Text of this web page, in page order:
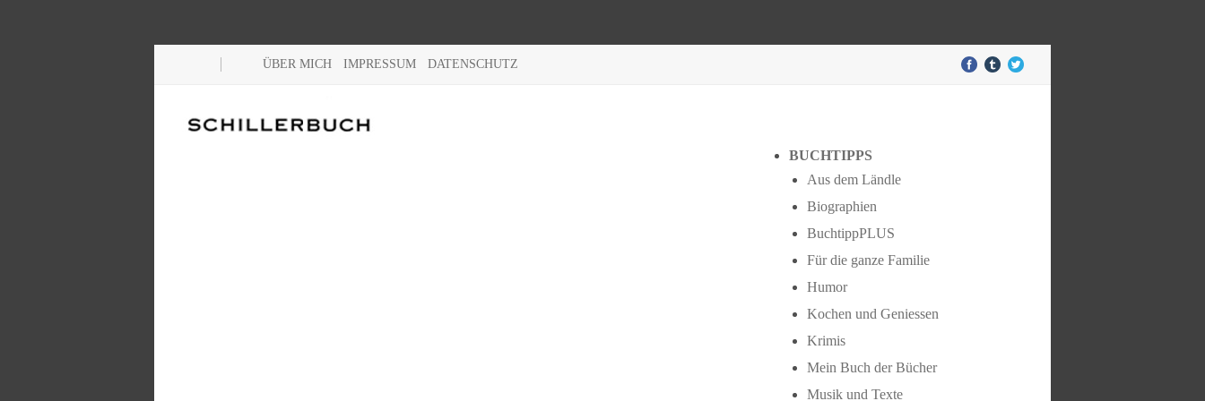
ÜBER MICH IMPRESSUM DATENSCHUTZ
BUCHTIPPS
Aus dem Ländle
Biographien
BuchtippPLUS
Für die ganze Familie
Humor
Kochen und Geniessen
Krimis
Mein Buch der Bücher
Musik und Texte